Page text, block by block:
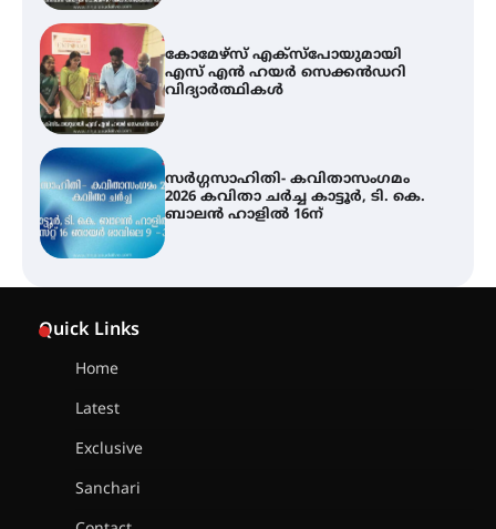
സർഗ്ഗസാഹിതി- കവിതാസംഗമം
2026 കവിതാ ചർച്ച കാട്ടൂർ, ടി. കെ.
ബാലൻ ഹാളിൽ 16ന്
ശക്തമായ മഴ തുടരുന്നു – തൃശൂർ
ജില്ലയിൽ എല്ലാ വിദ്യാഭ്യാസ
സ്ഥാപനങ്ങൾക്കും ശനിയാഴ്ച
അവധി
Quick Links
Home
Latest
Exclusive
Sanchari